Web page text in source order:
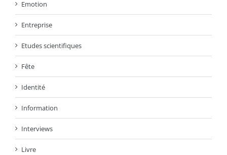
Emotion
Entreprise
Etudes scientifiques
Fête
Identité
Information
Interviews
Livre